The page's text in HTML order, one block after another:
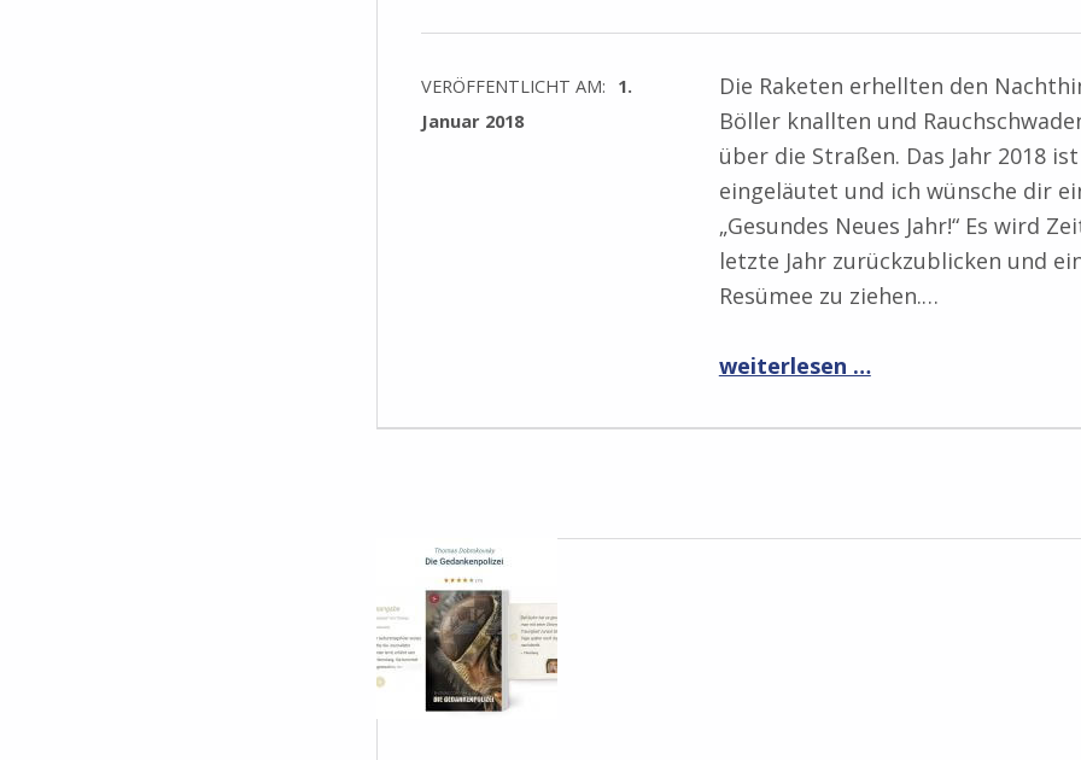
VERÖFFENTLICHT AM: 1.
Januar 2018
Die Raketen erhellten den
Böller knallten und
über die Straßen. Das Jahr 2018 ist
eingeläutet und ich wünsche dir
„Gesundes Neues Jahr!“ Es wird
letzte Jahr zurückzublicken und
Resümee zu ziehen.…
“Rückblick auf 2017”
weiterlesen …